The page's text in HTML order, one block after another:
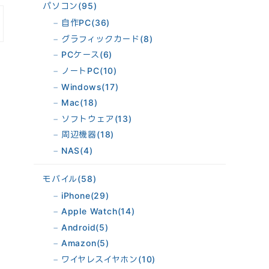
パソコン(95)
自作PC(36)
グラフィックカード (8)
PCケース(6)
ノートPC(10)
Windows(17)
Mac(18)
ソフトウェア (13)
周辺機器(18)
NAS(4)
モバイル(58)
iPhone(29)
Apple Watch(14)
Android(5)
Amazon(5)
ワイヤレスイヤホン(10)